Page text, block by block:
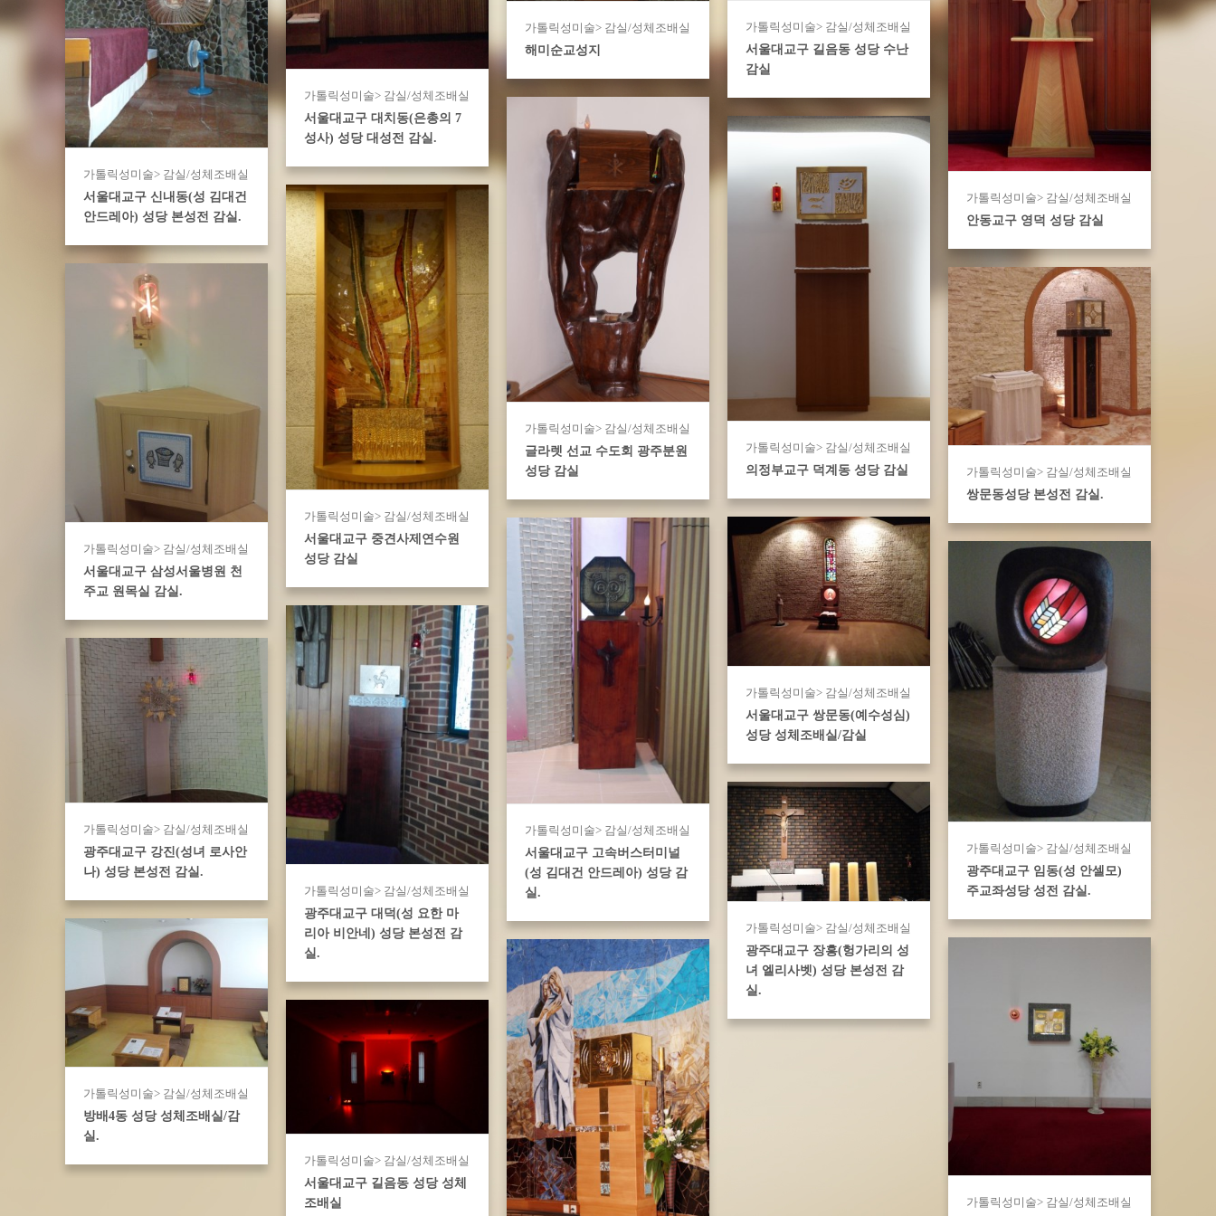
가톨릭성미술> 감실/성체조배실
서울대교구 신내동(성 김대건
안드레아) 성당 본성전 감실.
가톨릭성미술> 감실/성체조배실
서울대교구 대치동(은총의 7
성사) 성당 대성전 감실.
가톨릭성미술> 감실/성체조배실
해미순교성지
가톨릭성미술> 감실/성체조배실
서울대교구 길음동 성당 수난
감실
가톨릭성미술> 감실/성체조배실
안동교구 영덕 성당 감실
가톨릭성미술> 감실/성체조배실
글라렛 선교 수도회 광주분원
성당 감실
가톨릭성미술> 감실/성체조배실
의정부교구 덕계동 성당 감실
가톨릭성미술> 감실/성체조배실
서울대교구 중견사제연수원
성당 감실
가톨릭성미술> 감실/성체조배실
서울대교구 삼성서울병원 천
주교 원목실 감실.
가톨릭성미술> 감실/성체조배실
쌍문동성당 본성전 감실.
가톨릭성미술> 감실/성체조배실
서울대교구 쌍문동(예수성심)
성당 성체조배실/감실
가톨릭성미술> 감실/성체조배실
서울대교구 고속버스터미널
(성 김대건 안드레아) 성당 감
실.
가톨릭성미술> 감실/성체조배실
광주대교구 임동(성 안셀모)
주교좌성당 성전 감실.
가톨릭성미술> 감실/성체조배실
광주대교구 대덕(성 요한 마
리아 비안네) 성당 본성전 감
실.
가톨릭성미술> 감실/성체조배실
광주대교구 강진(성녀 로사안
나) 성당 본성전 감실.
가톨릭성미술> 감실/성체조배실
광주대교구 장흥(헝가리의 성
녀 엘리사벳) 성당 본성전 감
실.
가톨릭성미술> 감실/성체조배실
방배4동 성당 성체조배실/감
실.
가톨릭성미술> 감실/성체조배실
가톨릭성미술> 감실/성체조배실
서울대교구 길음동 성당 성체
조배실